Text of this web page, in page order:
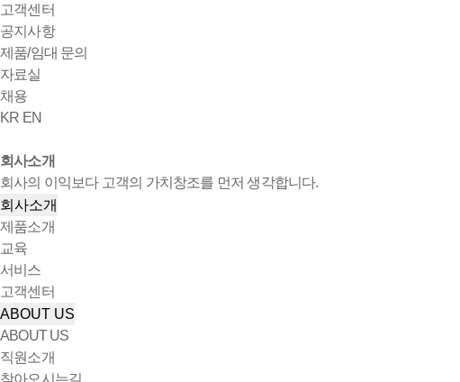
고객센터
공지사항
제품/임대 문의
자료실
채용
KR EN
회사소개
회사의 이익보다 고객의 가치창조를 먼저 생각합니다.
회사소개
제품소개
교육
서비스
고객센터
ABOUT US
ABOUT US
직원소개
찾아오시는길